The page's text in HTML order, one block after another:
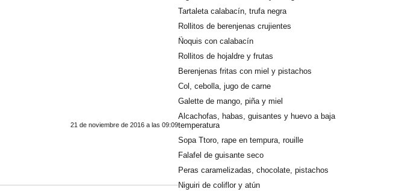
21 de noviembre de 2016 a las 09:09
Tartaleta calabacín, trufa negra
Rollitos de berenjenas crujientes
Ñoquis con calabacín
Rollitos de hojaldre y frutas
Berenjenas fritas con miel y pistachos
Col, cebolla, jugo de carne
Galette de mango, piña y miel
Alcachofas, habas, guisantes y huevo a baja
temperatura
Sopa Ttoro, rape en tempura, rouille
Falafel de guisante seco
Peras caramelizadas, chocolate, pistachos
Niguiri de coliflor y atún